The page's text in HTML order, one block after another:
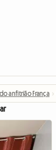
anfitrião França ›